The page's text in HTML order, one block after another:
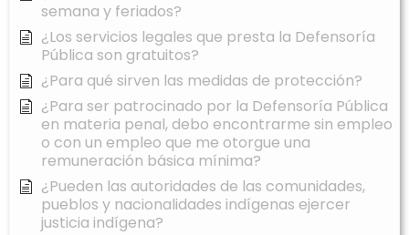
semana y feriados?
¿Los servicios legales que presta la Defensoría
Pública son gratuitos?
¿Para qué sirven las medidas de protección?
¿Para ser patrocinado por la Defensoría Pública
en materia penal, debo encontrarme sin empleo
o con un empleo que me otorgue una
remuneración básica mínima?
¿Pueden las autoridades de las comunidades,
pueblos y nacionalidades indígenas ejercer
justicia indígena?